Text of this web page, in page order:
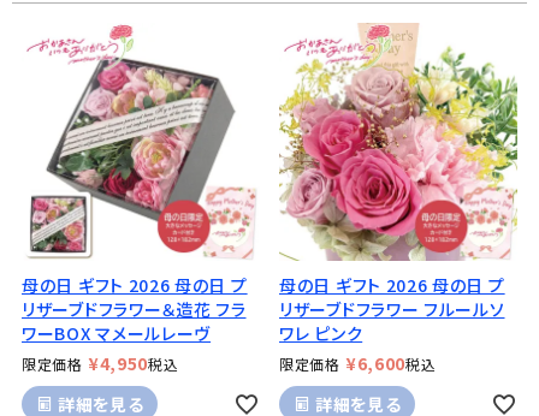
母の日 ギフト 2026 母の日 プ
リザーブドフラワー＆造花 フラ
ワーBOX マメールレーヴ
限定価格 ¥4,950税込
詳細を見る
母の日 ギフト 2026 母の日 プ
リザーブドフラワー フルールソ
ワレ ピンク
限定価格 ¥6,600税込
詳細を見る